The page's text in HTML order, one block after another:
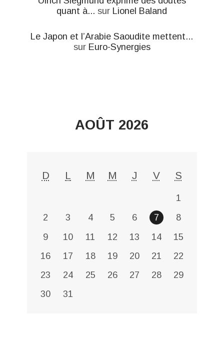
quant à... sur Lionel Baland
Le Japon et l’Arabie Saoudite mettent...
sur Euro-Synergies
AOÛT 2026
D L M M J V S
1
2
3 4 5 6 7
8
9
10 11 12 13 14
15
16
17 18 19 20 21
22
23
24 25 26 27 28
29
30
31